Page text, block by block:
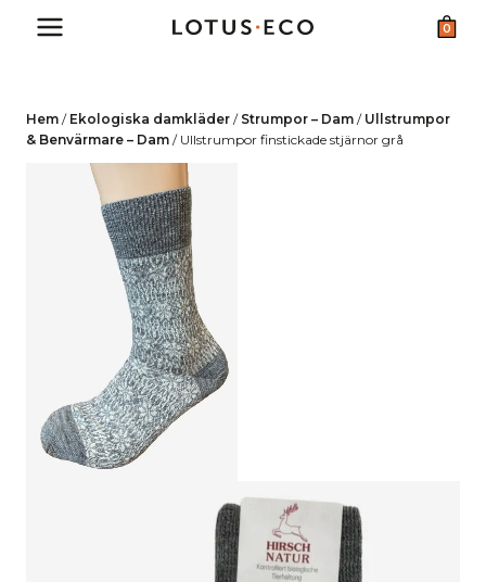
0
Hem / Ekologiska damkläder / Strumpor – Dam / Ullstrumpor
& Benvärmare – Dam / Ullstrumpor finstickade stjärnor grå